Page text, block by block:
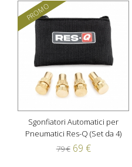
PROMO
Sgonfiatori Automatici per
Pneumatici Res-Q (Set da 4)
79 € 69 €